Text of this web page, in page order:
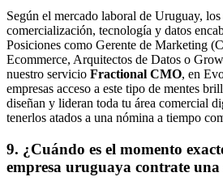
Según el mercado laboral de Uruguay,
comercialización, tecnología y datos
Posiciones como Gerente de Marketing
Ecommerce, Arquitectos de Datos o
nuestro servicio Fractional CMO, en
empresas acceso a este tipo de mentes
diseñan y lideran toda tu área comercial
tenerlos atados a una nómina a tiempo
9. ¿Cuándo es el momento
empresa uruguaya contrate